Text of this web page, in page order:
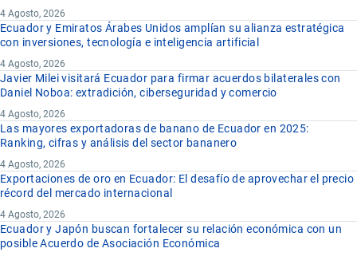
4 Agosto, 2026
Ecuador y Emiratos Árabes Unidos amplían su alianza estratégica
con inversiones, tecnología e inteligencia artificial
4 Agosto, 2026
Javier Milei visitará Ecuador para firmar acuerdos bilaterales con
Daniel Noboa: extradición, ciberseguridad y comercio
4 Agosto, 2026
Las mayores exportadoras de banano de Ecuador en 2025:
Ranking, cifras y análisis del sector bananero
4 Agosto, 2026
Exportaciones de oro en Ecuador: El desafío de aprovechar el precio
récord del mercado internacional
4 Agosto, 2026
Ecuador y Japón buscan fortalecer su relación económica con un
posible Acuerdo de Asociación Económica